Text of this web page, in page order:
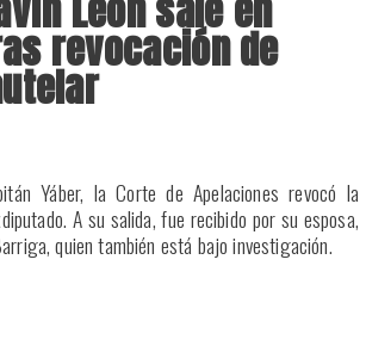
revocación de
Yáber, la Corte de Apelaciones revocó la
A su salida, fue recibido por su esposa,
quien también está bajo investigación.